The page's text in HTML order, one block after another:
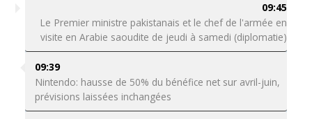
09:45
Le Premier ministre pakistanais et le chef de l'armée en
visite en Arabie saoudite de jeudi à samedi (diplomatie)
09:39
Nintendo: hausse de 50% du bénéfice net sur avril-juin,
prévisions laissées inchangées